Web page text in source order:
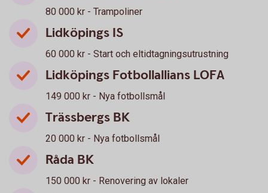
80 000 kr - Trampoliner
Lidköpings IS
60 000 kr - Start och eltidtagningsutrustning
Lidköpings Fotbollallians LOFA
149 000 kr - Nya fotbollsmål
Trässbergs BK
20 000 kr - Nya fotbollsmål
Råda BK
150 000 kr - Renovering av lokaler